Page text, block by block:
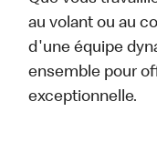
au volant ou au
d'une équipe
ensemble pour
exceptionnelle.